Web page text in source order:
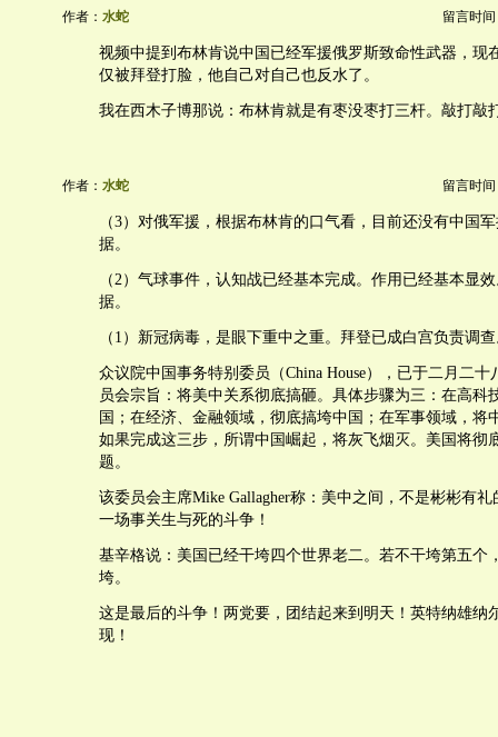
作者： 水蛇 留言时间
视频中提到布林肯说中国已经军援俄罗斯致命性武器，现
仅被拜登打脸，他自己对自己也反水了。
我在西木子博那说：布林肯就是有枣没枣打三杆。敲打敲
作者： 水蛇 留言时间
（3）对俄军援，根据布林肯的口气看，目前还没有中国
据。
（2）气球事件，认知战已经基本完成。作用已经基本显
据。
（1）新冠病毒，是眼下重中之重。拜登已成白宫负责调
众议院中国事务特别委员（China House），已于二月二
员会宗旨：将美中关系彻底搞砸。具体步骤为三：在高科
国；在经济、金融领域，彻底搞垮中国；在军事领域，将
如果完成这三步，所谓中国崛起，将灰飞烟灭。美国将彻
题。
该委员会主席Mike Gallagher称：美中之间，不是彬彬有
一场事关生与死的斗争！
基辛格说：美国已经干垮四个世界老二。若不干垮第五个
垮。
这是最后的斗争！两党要，团结起来到明天！英特纳雄纳
现！